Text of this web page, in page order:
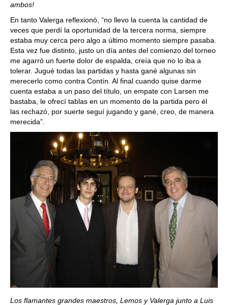
ambos!
En tanto Valerga reflexionó, “no llevo la cuenta la cantidad de
veces que perdí la oportunidad de la tercera norma, siempre
estaba muy cerca pero algo a último momento siempre pasaba.
Esta vez fue distinto, justo un día antes del comienzo del torneo
me agarró un fuerte dolor de espalda, creía que no lo iba a
tolerar. Jugué todas las partidas y hasta gané algunas sin
merecerlo como contra Contín. Al final cuando quise darme
cuenta estaba a un paso del título, un empate con Larsen me
bastaba, le ofrecí tablas en un momento de la partida pero él
las rechazó, por suerte seguí jugando y gané, creo, de manera
merecida”.
Los flamantes grandes maestros, Lemos y Valerga junto a Luis